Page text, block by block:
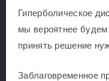
Гиперболическое
мы вероятнее будем
принять решение
Заблаговременное